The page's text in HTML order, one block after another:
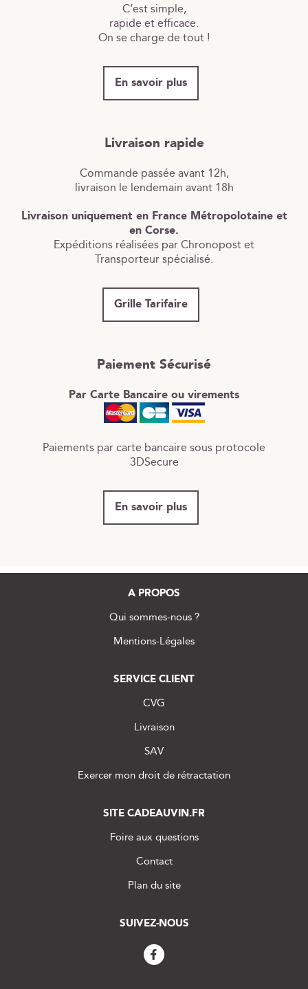
C’est simple,
rapide et efficace.
On se charge de tout !
En savoir plus
Livraison rapide
Commande passée avant 12h,
livraison le lendemain avant 18h
Livraison uniquement en France Métropolotaine et
en Corse.
Expéditions réalisées par Chronopost et
Transporteur spécialisé.
Grille Tarifaire
Paiement Sécurisé
Par Carte Bancaire ou virements
Paiements par carte bancaire sous protocole
3DSecure
En savoir plus
A PROPOS
Qui sommes-nous ?
Mentions-Légales
SERVICE CLIENT
CVG
Livraison
SAV
Exercer mon droit de rétractation
SITE CADEAUVIN.FR
Foire aux questions
Contact
Plan du site
SUIVEZ-NOUS